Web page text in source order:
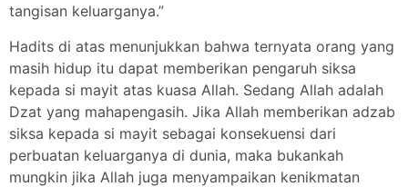
tangisan keluarganya.”
Hadits di atas menunjukkan bahwa ternyata orang yang
masih hidup itu dapat memberikan pengaruh siksa
kepada si mayit atas kuasa Allah. Sedang Allah adalah
Dzat yang mahapengasih. Jika Allah memberikan adzab
siksa kepada si mayit sebagai konsekuensi dari
perbuatan keluarganya di dunia, maka bukankah
mungkin jika Allah juga menyampaikan kenikmatan